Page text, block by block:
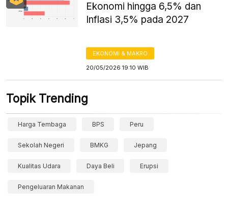
Ekonomi hingga 6,5% dan
Inflasi 3,5% pada 2027
EKONOMI & MAKRO
20/05/2026 19:10 WIB
Topik Trending
Harga Tembaga BPS Peru
Sekolah Negeri BMKG Jepang
Kualitas Udara Daya Beli Erupsi
Pengeluaran Makanan